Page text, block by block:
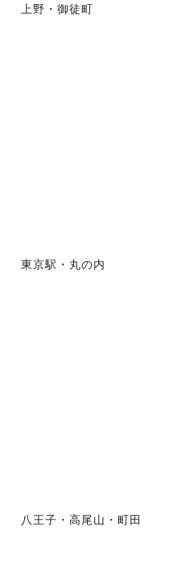
上野・御徒町
東京駅・丸の内
八王子・高尾山・町田